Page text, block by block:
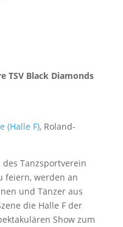
TSV Black Diamonds
(Halle F), Roland-
Tanzsportverein
feiern, werden an
und Tänzer aus
die Halle F der
Show zum